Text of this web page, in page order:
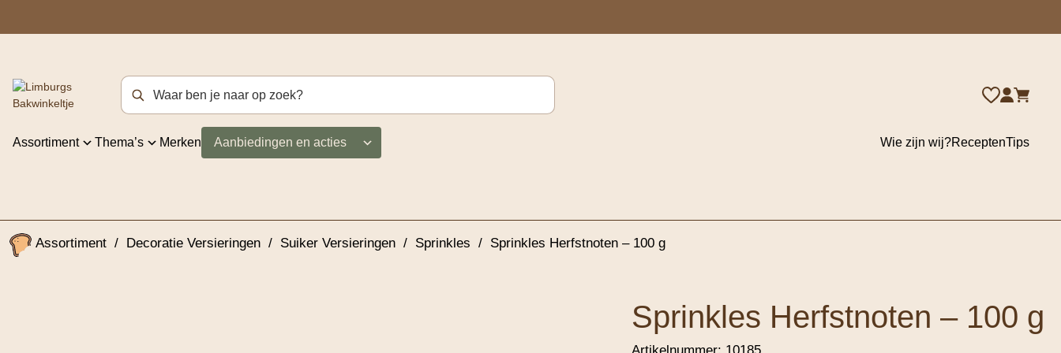
Zoekterm
Assortiment Thema’s Merken Aanbiedingen en acties Wie zijn wij?ReceptenTips
Assortiment / Decoratie Versieringen / Suiker Versieringen / Sprinkles / Sprinkles Herfstnoten – 100 g
Sprinkles Herfstnoten – 100 g